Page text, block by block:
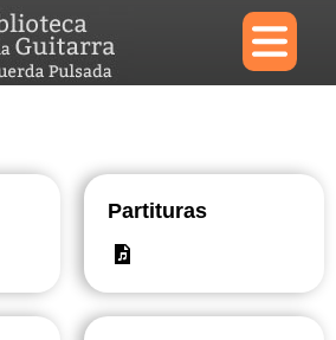
×
Partituras